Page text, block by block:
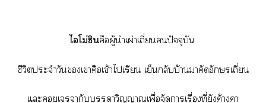
ไโม่ซินคือผู้นำเผ่าเถี่ยนปัจจุบัน
ชีวิตประจำวันเาคือเช้าไเรียน เย็นกลับบ้านาคัดอักษรเถี่ยน
แะเากับาวิญญาณเพื่อจัดาเรื่องที่ยังค้างคา